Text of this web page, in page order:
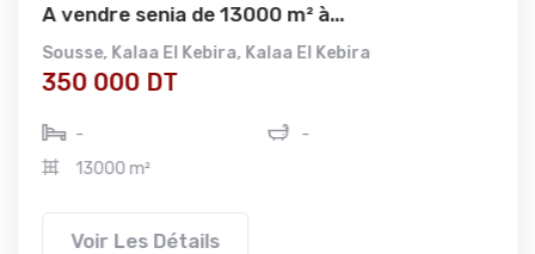
A vendre senia de 13000 m² à...
Sousse, Kalaa El Kebira, Kalaa El Kebira
350 000 DT
-
-
13000 m²
Voir Les Détails